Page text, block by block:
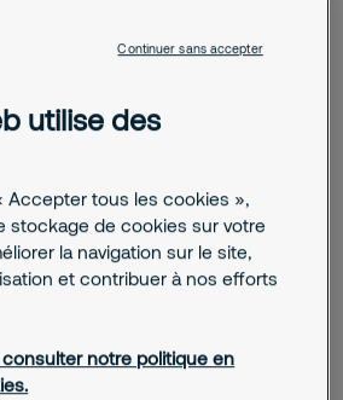
commerciales et d'autres
par e-mail.
utilise des
Accepter tous les cookies »,
stockage de cookies sur votre
la navigation sur le site,
et contribuer à nos efforts
notre politique en
Continuer sans accepter